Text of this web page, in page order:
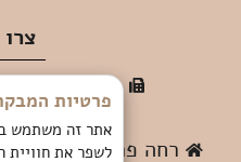
08-9109910
law.co.il
רחה פריאר 9 מגדל M TOWER קומה 15 ב"ש
פרטיות
לשפר את